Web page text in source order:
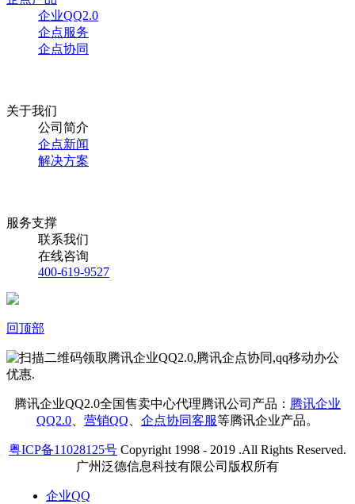
企业QQ2.0
企点服务
企点协同
关于我们
公司简介
企点新闻
解决方案
服务支撑
联系我们
在线咨询
400-619-9527
回顶部
腾讯企业QQ2.0全国售卖中心代理腾讯公司产品： 腾讯企业
QQ2.0
营销QQ 企点协同客服等腾讯企业产品。
粤ICP备11028125号 Copyright 1998 - 2019 .All Rights Reserved.
广州泛德信息科技有限公司版权所有
企业QQ